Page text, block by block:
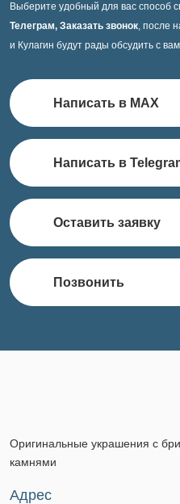
Выберите удобный для вас способ
Телеграм, Заказать звонок, после
и Кулагин будут рады обсудить с
Написать в MAX
Написать в
Оставить заявку
Позвонить
Оригинальные украшения с
камнями
Адрес